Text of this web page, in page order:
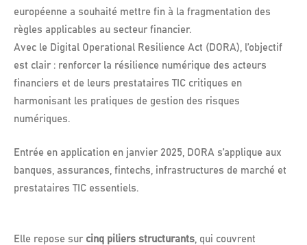
européenne a souhaité mettre fin à la fragmentation des
règles applicables au secteur financier.
Avec le Digital Operational Resilience Act (DORA), l’objectif
est clair : renforcer la résilience numérique des acteurs
financiers et de leurs prestataires TIC critiques en
harmonisant les pratiques de gestion des risques
numériques.
Entrée en application en janvier 2025, DORA s’applique aux
banques, assurances, fintechs, infrastructures de marché et
prestataires TIC essentiels.
Elle repose sur cinq piliers structurants, qui couvrent